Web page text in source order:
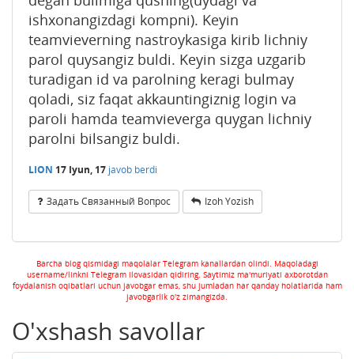
ishxonangizdagi kompni). Keyin
teamvieverning nastroykasiga kirib lichniy
parol quysangiz buldi. Keyin sizga uzgarib
turadigan id va parolning keragi bulmay
qoladi, siz faqat akkauntingiznig login va
paroli hamda teamvieverga quygan lichniy
parolni bilsangiz buldi.
LION 17 Iyun, 17 javob berdi
Задать Связанный Вопрос Izoh Yozish
Barcha blog qismidagi maqolalar Telegram kanallardan olindi. Maqoladagi
username/linkni Telegram ilovasidan qidiring. Saytimiz ma'muriyati axborotdan
foydalanish oqibatlari uchun javobgar emas, shu jumladan har qanday holatlarida ham
javobgarlik o'z zimangizda.
O'xshash savollar